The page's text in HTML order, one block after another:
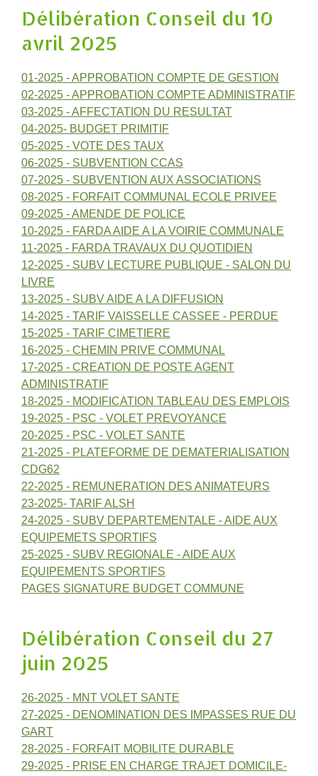
Délibération Conseil du 10
avril 2025
01-2025 - APPROBATION COMPTE DE GESTION
02-2025 - APPROBATION COMPTE ADMINISTRATIF
03-2025 - AFFECTATION DU RESULTAT
04-2025- BUDGET PRIMITIF
05-2025 - VOTE DES TAUX
06-2025 - SUBVENTION CCAS
07-2025 - SUBVENTION AUX ASSOCIATIONS
08-2025 - FORFAIT COMMUNAL ECOLE PRIVEE
09-2025 - AMENDE DE POLICE
10-2025 - FARDA AIDE A LA VOIRIE COMMUNALE
11-2025 - FARDA TRAVAUX DU QUOTIDIEN
12-2025 - SUBV LECTURE PUBLIQUE - SALON DU
LIVRE
13-2025 - SUBV AIDE A LA DIFFUSION
14-2025 - TARIF VAISSELLE CASSEE - PERDUE
15-2025 - TARIF CIMETIERE
16-2025 - CHEMIN PRIVE COMMUNAL
17-2025 - CREATION DE POSTE AGENT
ADMINISTRATIF
18-2025 - MODIFICATION TABLEAU DES EMPLOIS
19-2025 - PSC - VOLET PREVOYANCE
20-2025 - PSC - VOLET SANTE
21-2025 - PLATEFORME DE DEMATERIALISATION
CDG62
22-2025 - REMUNERATION DES ANIMATEURS
23-2025- TARIF ALSH
24-2025 - SUBV DEPARTEMENTALE - AIDE AUX
EQUIPEMETS SPORTIFS
25-2025 - SUBV REGIONALE - AIDE AUX
EQUIPEMENTS SPORTIFS
PAGES SIGNATURE BUDGET COMMUNE
Délibération Conseil du 27
juin 2025
26-2025 - MNT VOLET SANTE
27-2025 - DENOMINATION DES IMPASSES RUE DU
GART
28-2025 - FORFAIT MOBILITE DURABLE
29-2025 - PRISE EN CHARGE TRAJET DOMICILE-